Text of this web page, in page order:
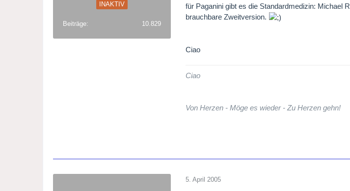
INAKTIV
Beiträge 10.829
für Paganini gibt es die Standardmedizin: Michael
brauchbare Zweitversion.
Ciao
Ciao
Von Herzen - Möge es wieder - Zu Herzen gehn!
5. April 2005